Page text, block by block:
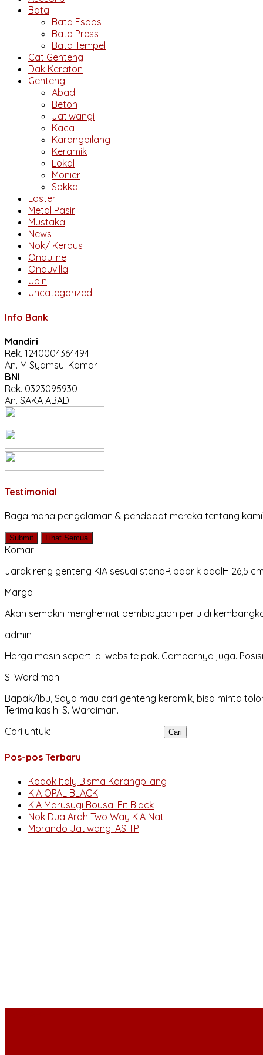
Bata
Bata Espos
Bata Press
Bata Tempel
Cat Genteng
Dak Keraton
Genteng
Abadi
Beton
Jatiwangi
Kaca
Karangpilang
Keramik
Lokal
Monier
Sokka
Loster
Metal Pasir
Mustaka
News
Nok/ Kerpus
Onduline
Onduvilla
Ubin
Uncategorized
Info Bank
Mandiri
Rek. 1240004364494
An. M Syamsul Komar
BNI
Rek. 0323095930
An. SAKA ABADI
Testimonial
Bagaimana pengalaman & pendapat mereka tentang
Submit Lihat Semua
Komar
Jarak reng genteng KIA sesuai standR pabrik adalH 26,5 cm
Margo
Akan semakin menghemat pembiayaan perlu di
admin
Harga masih seperti di website pak. Gambarnya juga.
S. Wardiman
Bapak/Ibu, Saya mau cari genteng keramik, bisa minta
Terima kasih. S. Wardiman.
Cari untuk:
Pos-pos Terbaru
Kodok Italy Bisma Karangpilang
KIA OPAL BLACK
KIA Marusugi Bousai Fit Black
Nok Dua Arah Two Way KIA Nat
Morando Jatiwangi AS TP